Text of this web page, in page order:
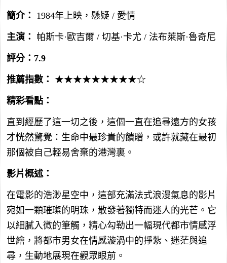
簡介： 1984年上映，懸疑 / 愛情
主演： 帕斯卡·歐吉爾 / 切基·卡尤 / 法布萊斯·魯奇尼
評分：7.9
推薦指數： ★★★★★★★★★☆
精彩看點：
直到經歷了這一切之後，這個一直在追尋遠方的女孩
才恍然驚覺：生命中最珍貴的饋贈，或許就藏在最初
那個被自己輕易舍棄的港灣裏。
影片概述：
在電影的浩渺星空中，這部充滿法式浪漫氣息的影片
宛如一顆璀璨的明珠，散發著獨特而迷人的光芒。它
以細膩入微的筆觸，精心勾勒出一幅現代都市情感浮
世繪，將都市男女在情感漩渦中的掙紮、迷茫與追
尋，生動地展現在觀眾眼前。